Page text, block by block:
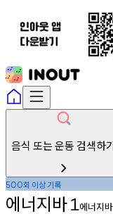
음식 또는 운동 검색하
500회 이상기록
에너지바1에너지바